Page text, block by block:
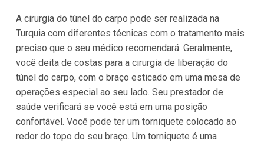
A cirurgia do túnel do carpo pode ser realizada na
Turquia com diferentes técnicas com o tratamento mais
preciso que o seu médico recomendará. Geralmente,
você deita de costas para a cirurgia de liberação do
túnel do carpo, com o braço esticado em uma mesa de
operações especial ao seu lado. Seu prestador de
saúde verificará se você está em uma posição
confortável. Você pode ter um torniquete colocado ao
redor do topo do seu braço. Um torniquete é uma